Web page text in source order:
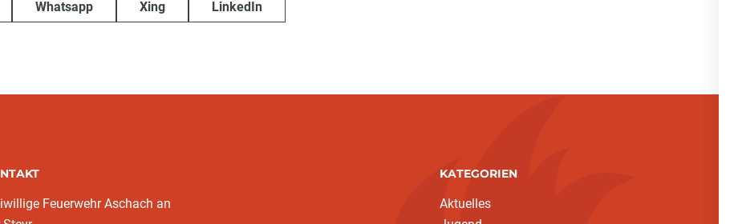
Whatsapp Xing LinkedIn
Feuerwehr Aschach an
KATEGORIEN
Aktuelles